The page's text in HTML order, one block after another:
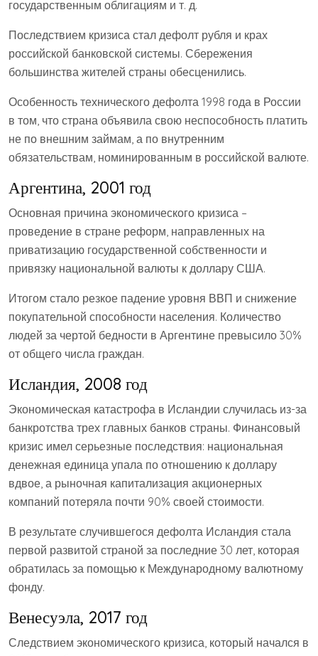
государственным облигациям и т. д.
Последствием кризиса стал дефолт рубля и крах
российской банковской системы. Сбережения
большинства жителей страны обесценились.
Особенность технического дефолта 1998 года в России
в том, что страна объявила свою неспособность платить
не по внешним займам, а по внутренним
обязательствам, номинированным в российской валюте.
Аргентина, 2001 год
Основная причина экономического кризиса –
проведение в стране реформ, направленных на
приватизацию государственной собственности и
привязку национальной валюты к доллару США.
Итогом стало резкое падение уровня ВВП и снижение
покупательной способности населения. Количество
людей за чертой бедности в Аргентине превысило 30%
от общего числа граждан.
Исландия, 2008 год
Экономическая катастрофа в Исландии случилась из-за
банкротства трех главных банков страны. Финансовый
кризис имел серьезные последствия: национальная
денежная единица упала по отношению к доллару
вдвое, а рыночная капитализация акционерных
компаний потеряла почти 90% своей стоимости.
В результате случившегося дефолта Исландия стала
первой развитой страной за последние 30 лет, которая
обратилась за помощью к Международному валютному
фонду.
Венесуэла, 2017 год
Следствием экономического кризиса, который начался в